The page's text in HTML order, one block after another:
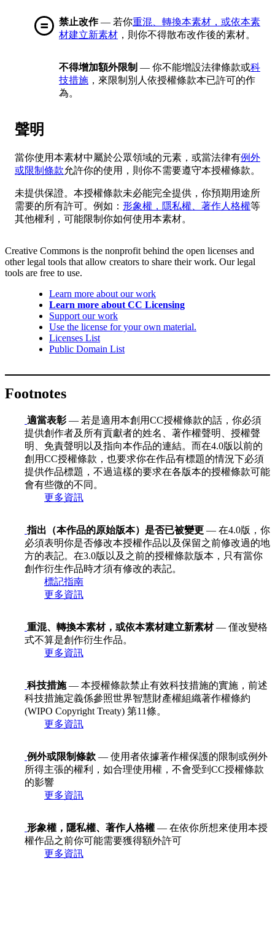
禁止改作— 若你重混、轉換本素材，或依本素
材建立新素材 ，則你不得散布改作後的素材。
不得增加額外限制 — 你不能增設法律條款或科
技措施 ，來限制別人依授權條款本已許可的作
為。
聲明
當你使用本素材中屬於公眾領域的元素，或當法律有例外
或限制條款允許你的使用，則你不需要遵守本授權條款。
未提供保證。本授權條款未必能完全提供，你預期用途所
需要的所有許可。例如： 形象權，隱私權、著作人格權等
其他權利，可能限制你如何使用本素材。
Creative Commons is the nonprofit behind the open licenses and
other legal tools that allow creators to share their work. Our legal
tools are free to use.
Learn more about our work
Learn more about CC Licensing
Support our work
Use the license for your own material.
Licenses List
Public Domain List
Footnotes
適當表彰— 若是適用本創用CC授權條款的話，你必須
提供創作者及所有貢獻者的姓名、著作權聲明、授權聲
明、免責聲明以及指向本作品的連結。而在4.0版以前的
創用CC授權條款，也要求你在作品有標題的情況下必須
提供作品標題，不過這樣的要求在各版本的授權條款可能
會有些微的不同。
更多資訊
指出（本作品的原始版本）是否已被變更 — 在4.0版，你
必須表明你是否修改本授權作品以及保留之前修改過的地
方的表記。在3.0版以及之前的授權條款版本，只有當你
創作衍生作品時才須有修改的表記。
標記指南
更多資訊
重混、轉換本素材，或依本素材建立新素材— 僅改變格
式不算是創作衍生作品。
更多資訊
科技措施— 本授權條款禁止有效科技措施的實施，前述
科技措施定義係參照世界智慧財產權組織著作權條約
(WIPO Copyright Treaty) 第11條。
更多資訊
例外或限制條款 — 使用者依據著作權保護的限制或例外
所得主張的權利，如合理使用權，不會受到CC授權條款
的影響
更多資訊
形象權，隱私權、著作人格權 — 在依你所想來使用本授
權作品之前你可能需要獲得額外許可
更多資訊